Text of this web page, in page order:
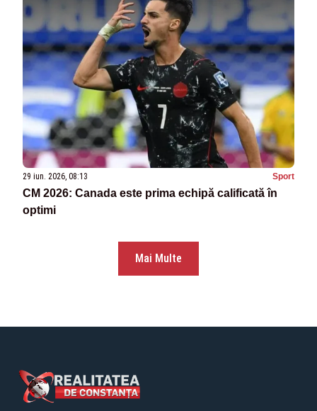
29 iun. 2026, 08:13 Sport
CM 2026: Canada este prima echipă calificată în
optimi
Mai Multe